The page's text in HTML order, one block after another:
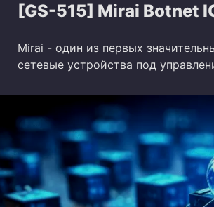
[GS-515] Mirai Botnet
Mirai - один из первых
сетевые устройства под